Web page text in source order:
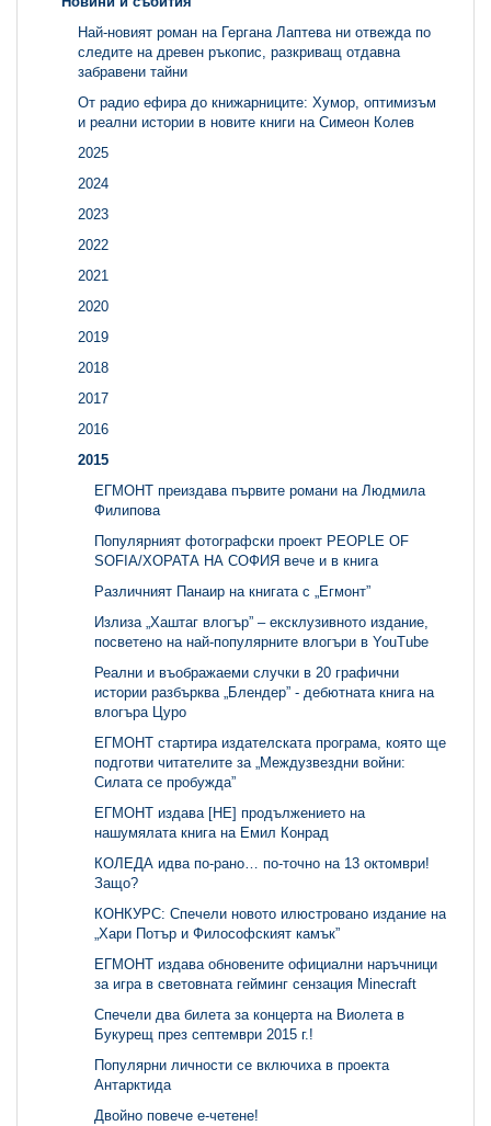
Най-новият роман на Гергана Лаптева ни отвежда по
следите на древен ръкопис, разкриващ отдавна
забравени тайни
От радио ефира до книжарниците: Хумор, оптимизъм
и реални истории в новите книги на Симеон Колев
2025
2024
2023
2022
2021
2020
2019
2018
2017
2016
2015
ЕГМОНТ преиздава първите романи на Людмила
Филипова
Популярният фотографски проект PEOPLE OF
SOFIA/ХОРАТА НА СОФИЯ вече и в книга
Различният Панаир на книгата с „Егмонт”
Излиза „Хаштаг влогър” – ексклузивното издание,
посветено на най-популярните влогъри в YouTube
Реални и въображаеми случки в 20 графични
истории разбърква „Блендер” - дебютната книга на
влогъра Цуро
ЕГМОНТ стартира издателската програма, която ще
подготви читателите за „Междузвездни войни:
Силата се пробужда”
ЕГМОНТ издава [НЕ] продължението на
нашумялата книга на Емил Конрад
КОЛЕДА идва по-рано… по-точно на 13 октомври!
Защо?
КОНКУРС: Спечели новото илюстровано издание на
„Хари Потър и Философският камък”
ЕГМОНТ издава обновените официални наръчници
за игра в световната гейминг сензация Minecraft
Спечели два билета за концерта на Виолета в
Букурещ през септември 2015 г.!
Популярни личности се включиха в проекта
Антарктида
Двойно повече е-четене!